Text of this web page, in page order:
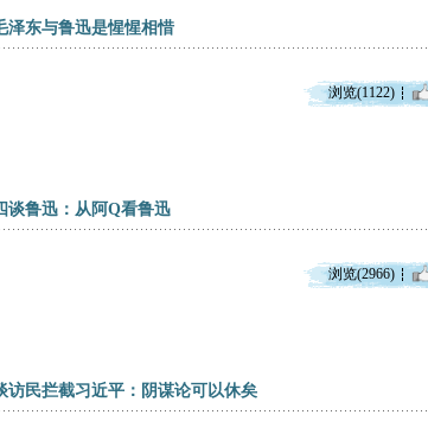
泽东与鲁迅是惺惺相惜
浏览(1122)
谈鲁迅：从阿Q看鲁迅
浏览(2966)
访民拦截习近平：阴谋论可以休矣